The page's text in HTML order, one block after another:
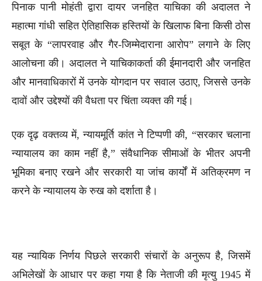
पिनाक पानी मोहंती द्वारा दायर जनहित याचिका की अदालत ने
महात्मा गांधी सहित ऐतिहासिक हस्तियों के खिलाफ बिना किसी ठोस
सबूत के “लापरवाह और गैर-जिम्मेदाराना आरोप” लगाने के लिए
आलोचना की। अदालत ने याचिकाकर्ता की ईमानदारी और जनहित
और मानवाधिकारों में उनके योगदान पर सवाल उठाए, जिससे उनके
दावों और उद्देश्यों की वैधता पर चिंता व्यक्त की गई।
एक दृढ़ वक्तव्य में, न्यायमूर्ति कांत ने टिप्पणी की, “सरकार चलाना
न्यायालय का काम नहीं है,” संवैधानिक सीमाओं के भीतर अपनी
भूमिका बनाए रखने और सरकारी या जांच कार्यों में अतिक्रमण न
करने के न्यायालय के रुख को दर्शाता है।
यह न्यायिक निर्णय पिछले सरकारी संचारों के अनुरूप है, जिसमें
अभिलेखों के आधार पर कहा गया है कि नेताजी की मृत्यु 1945 में